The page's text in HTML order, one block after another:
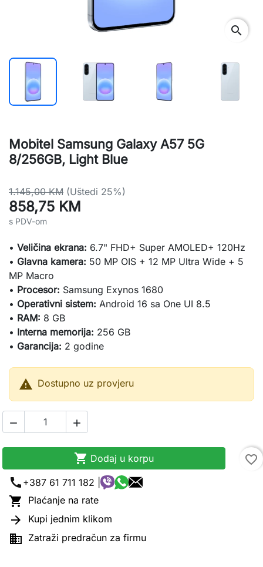
search
Mobitel Samsung Galaxy A57 5G
8/256GB, Light Blue
1.145,00 KM (Uštedi 25%)
858,75 KM
s PDV-om
• Veličina ekrana: 6.7" FHD+ Super AMOLED+ 120Hz
• Glavna kamera: 50 MP OIS + 12 MP Ultra Wide + 5
MP Macro
• Procesor: Samsung Exynos 1680
• Operativni sistem: Android 16 sa One UI 8.5
• RAM: 8 GB
• Interna memorija: 256 GB
• Garancija: 2 godine
 Dostupno uz provjeru
 
 Dodaj u korpu
favorite_border
call +387 61 711 182 |
 Plaćanje na rate
 Kupi jednim klikom
 Zatraži predračun za firmu